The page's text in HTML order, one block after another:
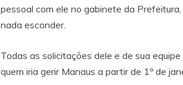
pessoal com ele no gabinete da
nada esconder.
Todas as solicitações dele e de sua
quem iria gerir Manaus a partir de 1º de